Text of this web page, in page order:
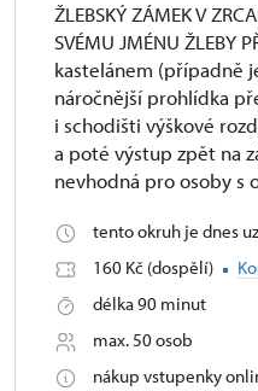
ŽLEBSKÝ ZÁMEK V
SVÉMU JMÉNU ŽLEBY
kastelánem (případně
náročnější prohlídka
i schodišti výškové
a poté výstup zpět na
nevhodná pro osoby s
tento okruh je dnes
160 Kč (dospělí)
délka 90 minut
max. 50 osob
nákup vstupenky